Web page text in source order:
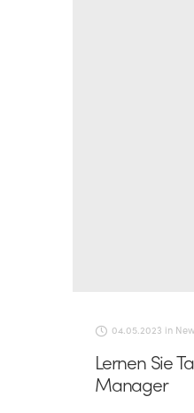
04.05.2023 in
Lernen Sie
Manager